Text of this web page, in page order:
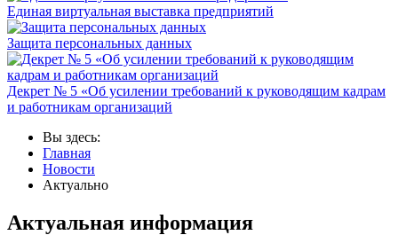
Единая виртуальная выставка предприятий
Защита персональных данных
Декрет № 5 «Об усилении требований к руководящим кадрам
и работникам организаций
Вы здесь:
Главная
Новости
Актуально
Актуальная информация